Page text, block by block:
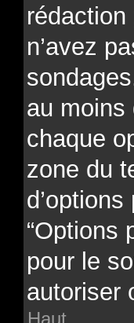
n’avez
au moins
chaque
zone du
“Options
pour le
autoriser
Haut